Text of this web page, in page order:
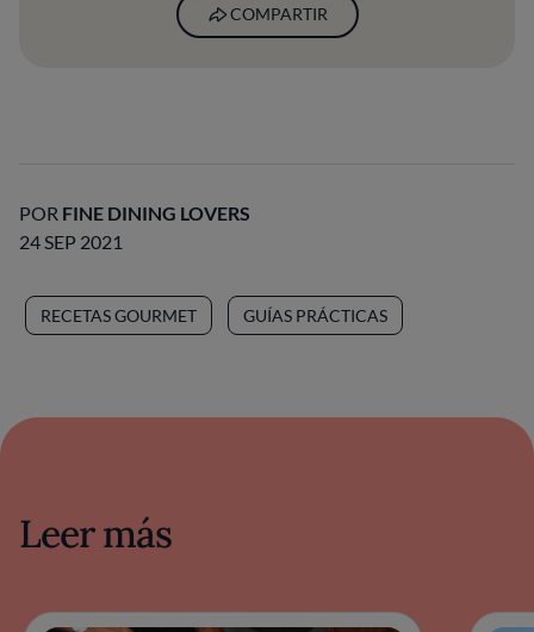
COMPARTIR
POR FINE DINING LOVERS
24 SEP 2021
RECETAS GOURMET GUÍAS PRÁCTICAS
Leer más